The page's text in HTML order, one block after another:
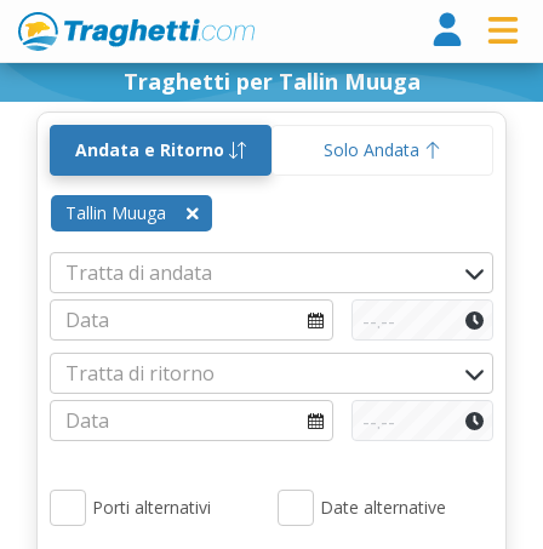
Traghetti per Tallin Muuga
Andata e Ritorno Solo Andata
Tallin Muuga
Porti alternativi Date alternative